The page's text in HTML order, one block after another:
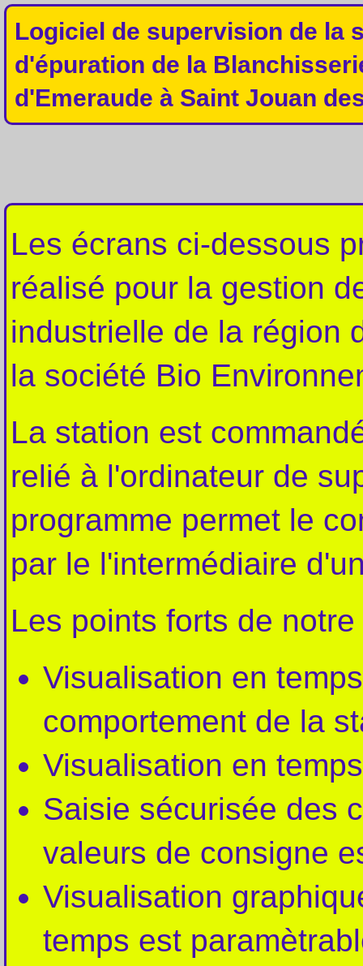
Logiciel de supervision de la
d'épuration de la
d'Emeraude à Saint Jouan
Les écrans ci-dessous
réalisé pour la gestion
industrielle de la région
la société Bio
La station est
relié à l'ordinateur de
programme permet le
par le l'intermédiaire
Les points forts de
Visualisation en
comportement de la
Visualisation en
Saisie sécurisée des
valeurs de consigne
Visualisation
temps est